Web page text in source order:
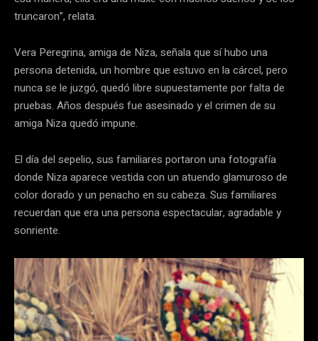
truncaron”, relata.
Vera Peregrina, amiga de Niza, señala que sí hubo una
persona detenida, un hombre que estuvo en la cárcel, pero
nunca se le juzgó, quedó libre supuestamente por falta de
pruebas. Años después fue asesinado y el crimen de su
amiga Niza quedó impune.
El día del sepelio, sus familiares portaron una fotografía
donde Niza aparece vestida con un atuendo glamuroso de
color dorado y un penacho en su cabeza. Sus familiares
recuerdan que era una persona espectacular, agradable y
sonriente.